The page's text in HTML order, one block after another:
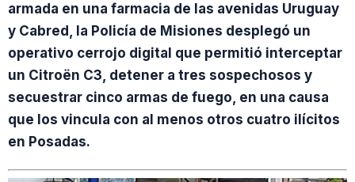
armada en una farmacia de las avenidas Uruguay
y Cabred, la Policía de Misiones desplegó un
operativo cerrojo digital que permitió interceptar
un Citroën C3, detener a tres sospechosos y
secuestrar cinco armas de fuego, en una causa
que los vincula con al menos otros cuatro ilícitos
en Posadas.